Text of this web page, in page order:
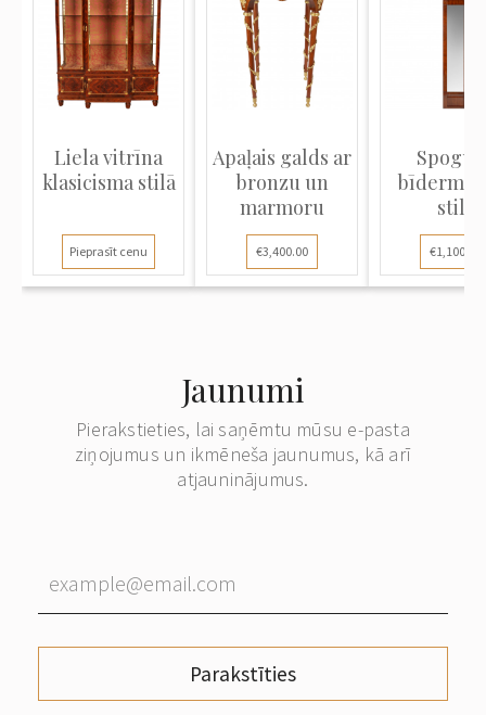
Liela vitrīna
klasicisma stilā
Pieprasīt cenu
Apaļais galds ar
bronzu un
marmoru
€3,400.00
stilā
€1,100.00
Jaunumi
Pierakstieties, lai saņēmtu mūsu e-pasta
ziņojumus un ikmēneša jaunumus, kā arī
atjauninājumus.
Parakstīties